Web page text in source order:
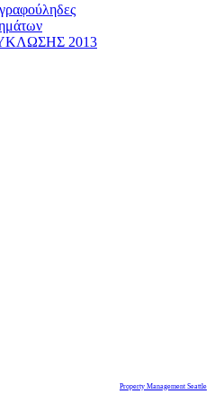
2013
Property Management Seattle